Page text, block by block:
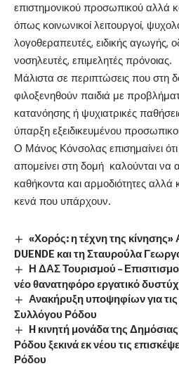
επιστημονικού προσωπικού αλλά
όπως κοινωνικοί λειτουργοί,
λογοθεραπευτές, ειδικής αγωγής,
νοσηλευτές, επιμελητές πρόνοιας.
Μάλιστα σε περιπτώσεις που στη
φιλοξενηθούν παιδιά με
κατανόησης ή ψυχιατρικές
ύπαρξη εξειδικευμένου
Ο Μάνος Κόνσολας επισημαίνει
απομείνει στη δομή καλούνται να
καθήκοντα και αρμοδιότητες
κενά που υπάρχουν.
«Χορός: η τέχνη της
DUENDE και τη Σταυρούλα
Η ΔΑΣ Τουρισμού –
νέο θανατηφόρο εργατικό
Ανακήρυξη υποψηφίων για τις
Συλλόγου Ρόδου
H κινητή μονάδα της
Ρόδου ξεκινά εκ νέου τις
Ρόδου